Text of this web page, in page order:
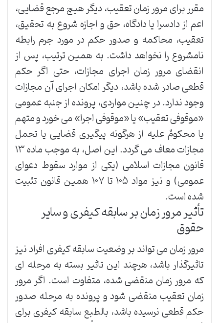
مقرر برای مرور زمان تعقیب، دیگر هیچ مرجع قضایی،
اعم از دادسرا یا دادگاه، حق و اجازه شروع به تحقیق،
تعقیب، محاکمه و صدور حکم در مورد جرم رابطه
نامشروع را نخواهد داشت. به همین ترتیب، پس از
انقضای مرور زمان اجرای مجازات، حتی اگر حکم
قطعی صادر شده باشد، دیگر امکان اجرای آن مجازات
وجود ندارد. در چنین مواردی، پرونده از جنبه عمومی
«موقوفی تعقیب» یا «موقوفی اجرا» می خورد و متهم
یا محکومٌ علیه از هرگونه پیگیری قضایی یا تحمل
مجازات معاف می گردد. این اصل، به موجب ماده ۱۳
قانون مجازات اسلامی (یکی از موارد سقوط دعوای
عمومی) و نیز مواد ۱۰۵ تا ۱۰۷ همین قانون تثبیت
شده است.
تأثیر مرور زمان بر سابقه کیفری و سایر
حقوق
مرور زمان می تواند بر وضعیت سابقه کیفری افراد نیز
تاثیرگذار باشد، هرچند این تاثیر بسته به مرحله ای
که مرور زمان منقضی شده، متفاوت است. اگر مرور
زمان تعقیب منقضی شود و پرونده به مرحله صدور
حکم قطعی نرسیده باشد، بالطبع سابقه کیفری برای